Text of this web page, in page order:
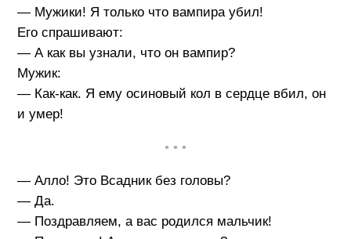
— Мужики! Я только что вампира убил!
Его спрашивают:
— А как вы узнали, что он вампир?
Мужик:
— Как-как. Я ему осиновый кол в сердце вбил, он
и умер!
• • •
— Алло! Это Всадник без головы?
— Да.
— Поздравляем, а вас родился мальчик!